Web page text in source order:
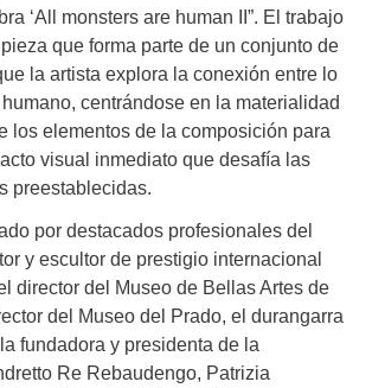
‘All monsters are human II”. El trabajo
que forma parte de un conjunto de
la artista explora la conexión entre lo
centrándose en la materialidad
los elementos de la composición para
visual inmediato que desafía las
preestablecidas.
por destacados profesionales del
y escultor de prestigio internacional
director del Museo de Bellas Artes de
del Museo del Prado, el durangarra
fundadora y presidenta de la
Re Rebaudengo, Patrizia